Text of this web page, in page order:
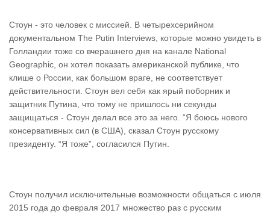
Стоун - это человек с миссией. В четырехсерийном
документальном The Putin Interviews, которые можно увидеть в
Голландии тоже со вчерашнего дня на канале National
Geographic, он хотел показать американской публике, что
клише о России, как большом враге, не соответствует
действительности. Стоун вел себя как ярый поборник и
защитник Путина, что тому не пришлось ни секунды
защищаться - Стоун делал все это за него. “Я боюсь нового
консервативных сил (в США), сказал Стоун русскому
президенту. “Я тоже”, согласился Путин.
Стоун получил исключительные возможности общаться с июля
2015 года до февраля 2017 множество раз с русским